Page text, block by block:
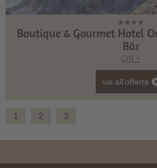
Boutique & Gourmet Hotel
Bär
CIN +
vai all'offerta
1 2 3